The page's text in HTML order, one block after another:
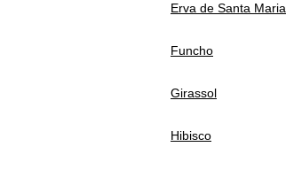
Erva de Santa Maria
Funcho
Girassol
Hibisco